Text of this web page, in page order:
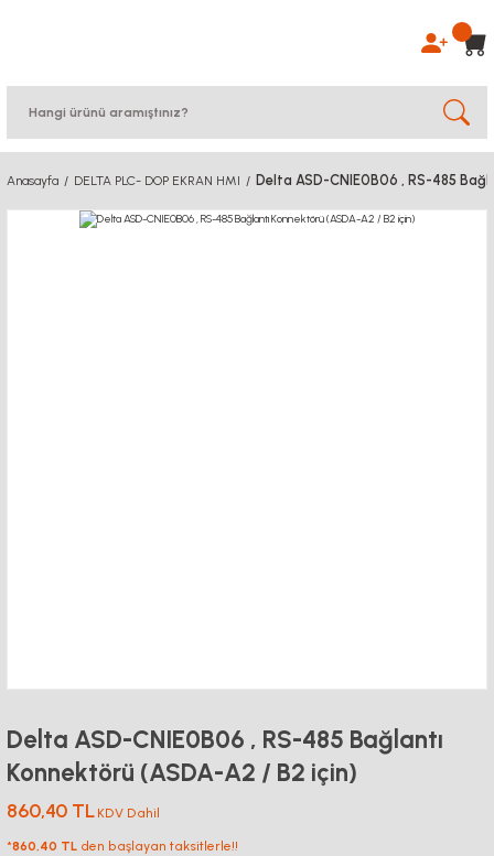
Anasayfa DELTA PLC- DOP EKRAN HMI Delta ASD-CNIE0B06 , RS-485
Delta ASD-CNIE0B06 , RS-485 Bağlantı
Konnektörü (ASDA-A2 / B2 için)
860,40 TL KDV Dahil
*860,40 TL den başlayan taksitlerle!!